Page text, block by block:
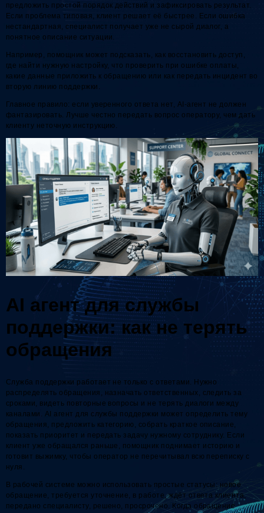
предложить простой порядок действий и зафиксировать результат.
Если проблема типовая, клиент решает её быстрее. Если ошибка
нестандартная, специалист получает уже не сырой диалог, а
понятное описание ситуации.
Например, помощник может подсказать, как восстановить доступ,
где найти нужную настройку, что проверить при ошибке оплаты,
какие данные приложить к обращению или как передать инцидент во
вторую линию поддержки.
Главное правило: если уверенного ответа нет, AI-агент не должен
фантазировать. Лучше честно передать вопрос оператору, чем дать
клиенту неточную инструкцию.
AI агент для службы
поддержки: как не терять
обращения
Служба поддержки работает не только с ответами. Нужно
распределять обращения, назначать ответственных, следить за
сроками, видеть повторные вопросы и не терять диалоги между
каналами. AI агент для службы поддержки может определить тему
обращения, предложить категорию, собрать краткое описание,
показать приоритет и передать задачу нужному сотруднику. Если
клиент уже обращался раньше, помощник поднимает историю и
готовит выжимку, чтобы оператор не перечитывал всю переписку с
нуля.
В рабочей системе можно использовать простые статусы: новое
обращение, требуется уточнение, в работе, ждёт ответа клиента,
передано специалисту, решено, просрочено. Когда обращение